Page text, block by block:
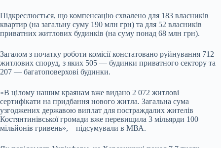
Підкреслюється, що компенсацію схвалено для 183 власників
квартир (на загальну суму 190 млн грн) та для 52 власників
приватних житлових будинків (на суму понад 68 млн грн).
Загалом з початку роботи комісії констатовано руйнування 712
житлових споруд, з яких 505 — будинки приватного сектору та
207 — багатоповерхові будинки.
«В цілому нашим краянам вже видано 2 072 житлові
сертифікати на придбання нового житла. Загальна сума
узгоджених державою виплат для постраждалих жителів
Костянтинівської громади вже перевищила 3 мільярди 100
мільйонів гривень», – підсумували в МВА.